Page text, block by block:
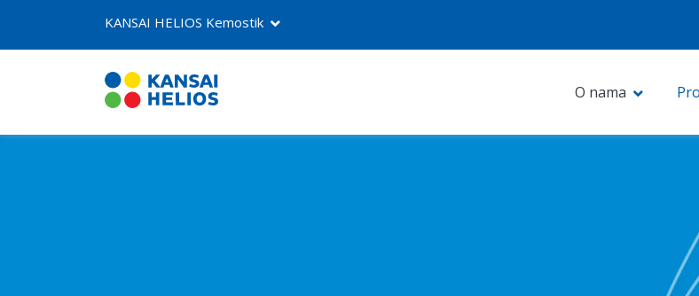
KANSAI HELIOS Kemostik
O nama